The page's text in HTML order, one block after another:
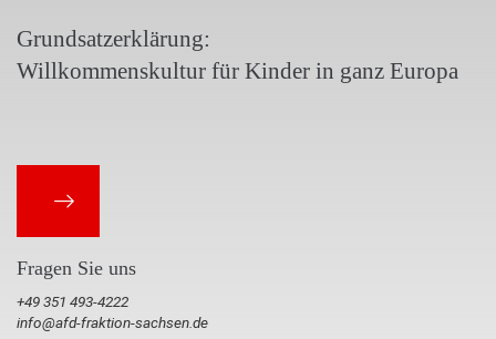
Grundsatzerklärung:
Willkommenskultur für Kinder in ganz Europa
Fragen Sie uns
+49 351 493-4222
info@afd-fraktion-sachsen.de